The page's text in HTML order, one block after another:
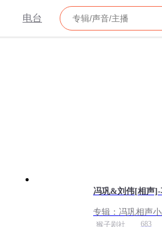
电台
冯巩&刘伟[相声]-
专辑： 冯巩相声
重现
猴子剧社 683